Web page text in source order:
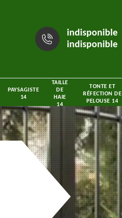
indisponible
indisponible
PAYSAGISTE
14
TAILLE
DE
HAIE
14
TONTE ET
RÉFECTION DE
PELOUSE 14